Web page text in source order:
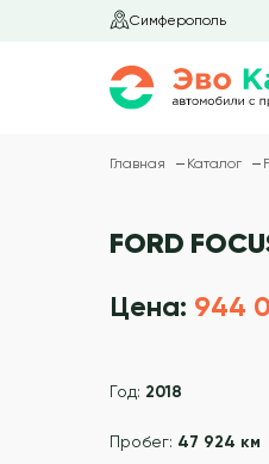
Симферополь
Главная Каталог
FORD
Цена: 944
Год: 2018
Пробег: 47 924 км